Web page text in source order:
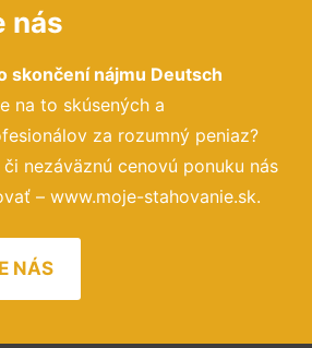
nás
skončení nájmu Deutsch
na to skúsených a
za rozumný peniaz?
nezáväznú cenovú ponuku nás
– www.moje-stahovanie.sk.
NÁS